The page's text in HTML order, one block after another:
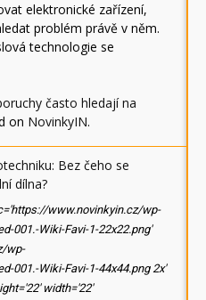
elektronické zařízení,
problém právě v něm.
technologie se
často hledají na
on NovinkyIN.
Bez čeho se
dílna?
www.novinkyin.cz/wp-
001.-Wiki-Favi-1-22x22.png'
wp-
001.-Wiki-Favi-1-44x44.png 2x'
width='22'